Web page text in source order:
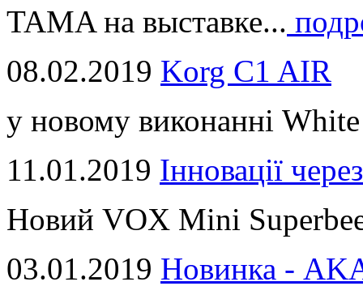
TAMA на выставке...
08.02.2019 Korg C1 AIR
у новому виконанні
11.01.2019 Інновації
Новий VOX Mini
03.01.2019 Новинка -